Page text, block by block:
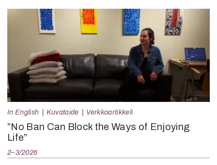
In English Kuvataide Verkkoartikkeli
”No Ban Can Block the Ways of Enjoying
Life”
2–3/2026